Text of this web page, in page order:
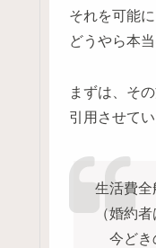
それを可能
どうやら本
まずは、そ
引用させてい
生活費全
（婚約
今どき